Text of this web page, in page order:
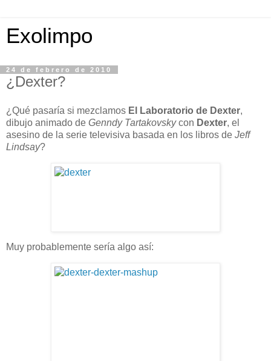
Exolimpo
24 de febrero de 2010
¿Dexter?
¿Qué pasaría si mezclamos El Laboratorio de Dexter,
dibujo animado de Genndy Tartakovskycon Dexter, el
asesino de la serie televisiva basada en los libros de Jeff
Lindsay?
Muy probablemente sería algo así: